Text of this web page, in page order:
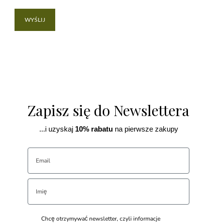
Zapisz się do Newslettera
...i uzyskaj10% rabatuna pierwsze zakupy
Chcę otrzymywać newsletter, czyli informacje